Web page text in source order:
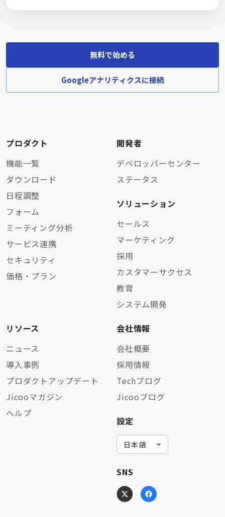
無料で始める
Googleアナリティクスに接続
プロダクト
機能一覧
ダウンロード
日程調整
フォーム
ミーティング分析
サービス連携
セキュリティ
価格・プラン
開発者
デベロッパーセンター
ステータス
ソリューション
セールス
マーケティング
採用
カスタマーサクセス
教育
システム開発
リソース
ニュース
導入事例
プロダクトアップデート
Jicooマガジン
ヘルプ
会社情報
会社概要
採用情報
Techブログ
Jicooブログ
設定
SNS